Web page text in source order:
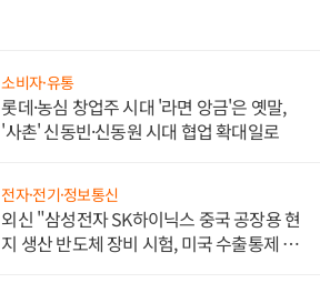
소비자·유통
롯데·농심 창업주 시대 '라면 앙금'은 옛말,
'사촌' 신동빈·신동원 시대 협업 확대일로
전자·전기·정보통신
외신 "삼성전자 SK하이닉스 중국 공장용 현
지 생산 반도체 장비 시험, 미국 수출통제 대